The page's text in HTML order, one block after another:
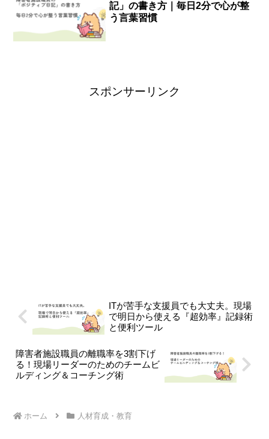
記」の書き方｜毎日2分で心が整
う言葉習慣
スポンサーリンク
ITが苦手な支援員でも大丈夫。現場
で明日から使える『超効率』記録術
と便利ツール
障害者施設職員の離職率を3割下げ
る！現場リーダーのためのチームビ
ルディング＆コーチング術
ホーム 人材育成・教育